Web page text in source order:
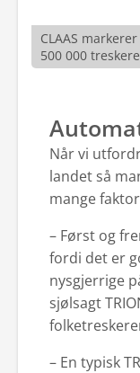
CLAAS
500 000
Når vi
landet så
mange
– Først og
fordi det er
nysgjerrige
sjølsagt
– En typisk